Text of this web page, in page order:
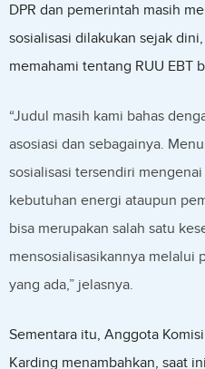
DPR dan pemerintah masih
sosialisasi dilakukan sejak
memahami tentang RUU EBT
“Judul masih kami bahas
asosiasi dan sebagainya.
sosialisasi tersendiri
kebutuhan energi ataupun
bisa merupakan salah satu
mensosialisasikannya melalui
yang ada,” jelasnya.
Sementara itu, Anggota
Karding menambahkan, saat